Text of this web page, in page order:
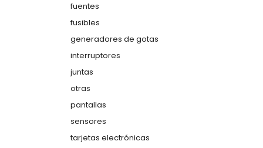
fuentes
fusibles
generadores de gotas
interruptores
juntas
otras
pantallas
sensores
tarjetas electrónicas